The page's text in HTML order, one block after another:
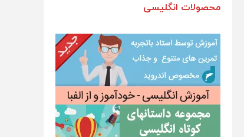
محصولات انگلیسی